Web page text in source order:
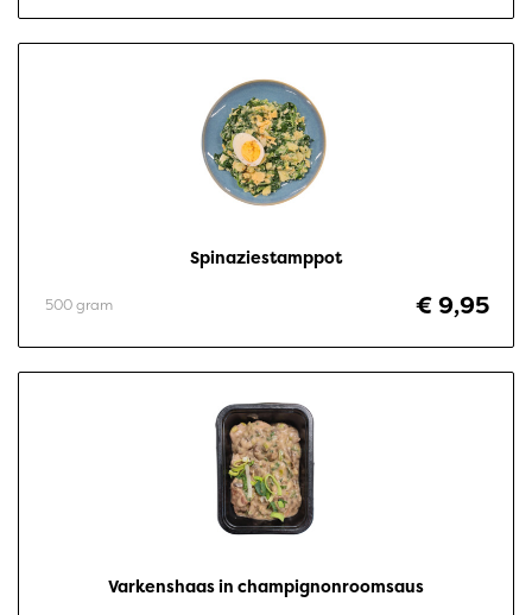
Spinaziestamppot
€ 9,95
500 gram
Varkenshaas in champignonroomsaus